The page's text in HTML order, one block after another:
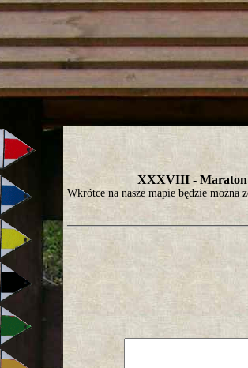
zapraszamy
XXXVIII - Maraton
Wkrótce na nasze mapie będzie można